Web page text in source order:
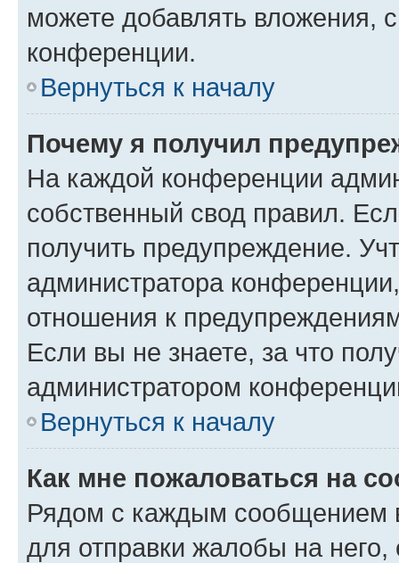
можете добавлять вложения,
конференции.
Вернуться к началу
Почему я получил
На каждой конференции
собственный свод правил.
получить предупреждение.
администратора
отношения к
Если вы не знаете, за что
администратором
Вернуться к началу
Как мне пожаловаться на
Рядом с каждым сообщением
для отправки жалобы на